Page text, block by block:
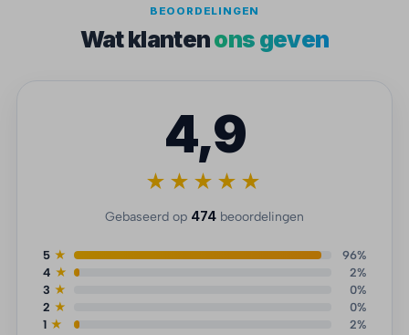
BEOORDELINGEN
Wat klantenons geven
4,9
★★★★★
Gebaseerd op 474 beoordelingen
5 ★
96%
4 ★
2%
3 ★
0%
2 ★
0%
1 ★ 2%